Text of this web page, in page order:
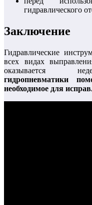
гидравлического
Заключение
Гидравлические
всех видах
оказывается
гидропневматики
необходимое для